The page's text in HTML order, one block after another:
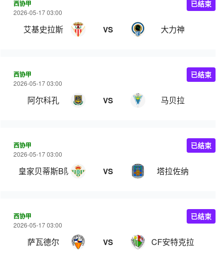
西协甲
2026-05-17 03:00
艾基史拉斯 VS 大力神
已结束
西协甲
2026-05-17 03:00
阿尔科孔 VS 马贝拉
已结束
西协甲
2026-05-17 03:00
皇家贝蒂斯B队 VS 塔拉佐纳
已结束
西协甲
2026-05-17 03:00
萨瓦德尔 VS CF安特克拉
已结束